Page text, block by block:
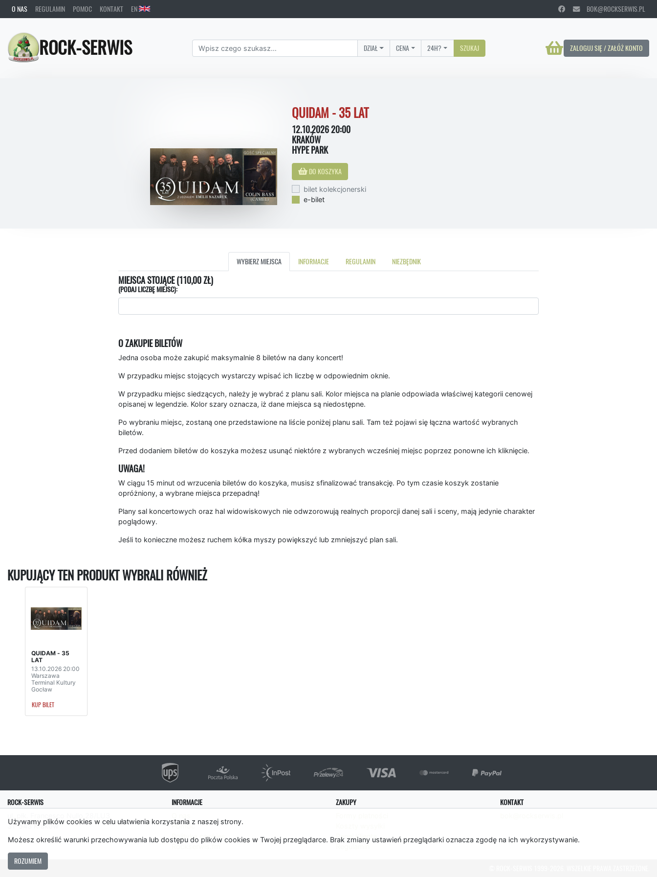
Używamy plików cookies w celu ułatwienia korzystania z naszej strony.
Możesz określić warunki przechowywania lub dostępu do plików cookies w Twojej przeglądarce. Brak zmiany ustawień przeglądarki oznacza zgodę na ich wykorzystywanie.
ROZUMIEM
O NAS REGULAMIN POMOC KONTAKT EN BOK@ROCKSERWIS.PL
ROCK-SERWIS ZALOGUJ SIĘ / ZAŁÓŻ KONTO
DZIAŁ CENA 24H? SZUKAJ
QUIDAM - 35 LAT
12.10.2026 20:00
KRAKÓW
HYPE PARK
DO KOSZYKA
bilet kolekcjonerski
e-bilet
WYBIERZ MIEJSCA INFORMACJE REGULAMIN NIEZBĘDNIK
MIEJSCA STOJĄCE (110,00 ZŁ)
(PODAJ LICZBĘ MIEJSC):
O ZAKUPIE BILETÓW
Jedna osoba może zakupić maksymalnie 8 biletów na dany koncert!
W przypadku miejsc stojących wystarczy wpisać ich liczbę w odpowiednim oknie.
W przypadku miejsc siedzących, należy je wybrać z planu sali. Kolor miejsca na planie odpowiada właściwej kategorii cenowej
opisanej w legendzie. Kolor szary oznacza, iż dane miejsca są niedostępne.
Po wybraniu miejsc, zostaną one przedstawione na liście poniżej planu sali. Tam też pojawi się łączna wartość wybranych
biletów.
Przed dodaniem biletów do koszyka możesz usunąć niektóre z wybranych wcześniej miejsc poprzez ponowne ich kliknięcie.
UWAGA!
W ciągu 15 minut od wrzucenia biletów do koszyka, musisz sfinalizować transakcję. Po tym czasie koszyk zostanie
opróżniony, a wybrane miejsca przepadną!
Plany sal koncertowych oraz hal widowiskowych nie odwzorowują realnych proporcji danej sali i sceny, mają jedynie charakter
poglądowy.
Jeśli to konieczne możesz ruchem kółka myszy powiększyć lub zmniejszyć plan sali.
KUPUJĄCY TEN PRODUKT WYBRALI RÓWNIEŻ
QUIDAM - 35
LAT
13.10.2026 20:00
Warszawa
Terminal Kultury
Gocław
KUP BILET
ROCK-SERWIS
31-543 Kraków
INFORMACJE
Pomoc
Polityka cookies
ZAKUPY
Panel Klienta
KONTAKT